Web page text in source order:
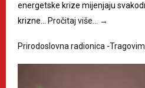
energetske krize mijenjaju
krizne…
Pročitaj više… →
Prirodoslovna radionica -